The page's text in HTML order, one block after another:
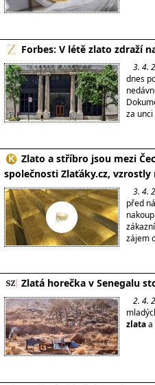
Forbes: V létě zlato zdraží
3. 4.
dnes
za
Zlato a stříbro jsou mezi
společnosti Zlaťáky.cz,
3. 4.
před
zájem
Zlatá horečka v Senegalu
2. 4.
zlataa